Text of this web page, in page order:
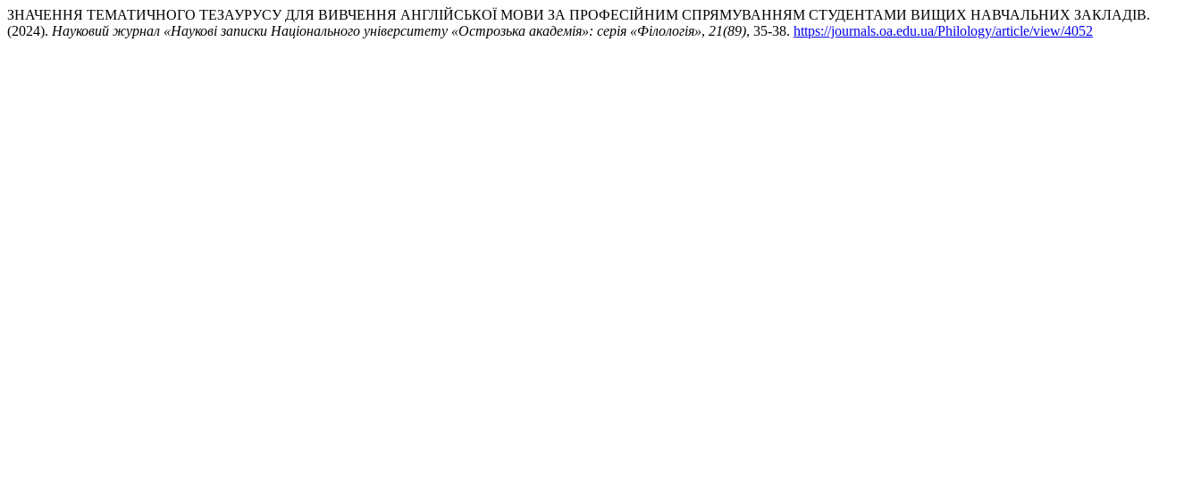
ЗНАЧЕННЯ ТЕМАТИЧНОГО ТЕЗАУРУСУ ДЛЯ ВИВЧЕННЯ АНГЛІЙСЬКОЇ МОВИ ЗА ПРОФЕСІЙНИМ СПРЯМУВАННЯМ СТУДЕНТАМИ ВИЩИХ НАВЧАЛЬНИХ ЗАКЛАДІВ.
(2024). Науковий журнал «Наукові записки Національного університету «Острозька академія»: серія «Філологія», 21(89), 35-38. https://journals.oa.edu.ua/Philology/article/view/4052